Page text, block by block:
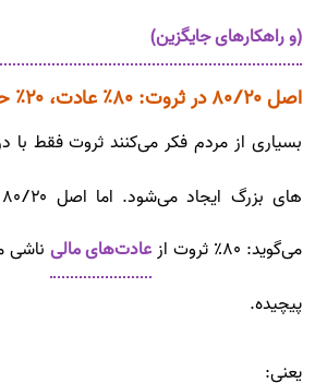
(و راهکارهای جایگزین)
اصل ۸۰/۲۰ در ثروت: ۸۰٪ عادت، ۲۰٪ حساب‌و‌کتاب
بسیاری از مردم فکر می‌کنند ثروت فقط با
می‌گوید: ۸۰٪ ثروت از
عادت‌های مالی ناشی
پیچیده.
یعنی: